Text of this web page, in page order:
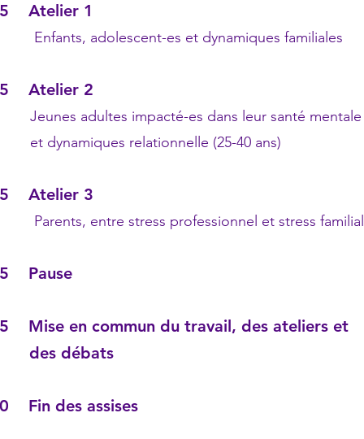
Atelier 1
adolescent-es et dynamiques familiales
Atelier 2
adultes impacté-es dans leur santé mentale
relationnelle (25-40 ans)
Atelier 3
entre stress professionnel et stress familial
Pause
Mise en commun du travail, des ateliers et
débats
Fin des assises